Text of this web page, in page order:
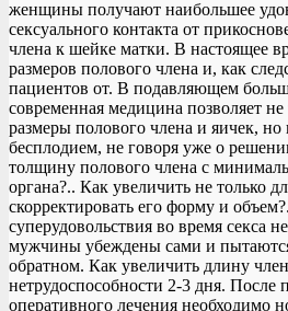
женщины получают наибольшее
сексуального контакта от
члена к шейке матки. В настоящее
размеров полового члена и, как
пациентов от. В подавляющем
современная медицина позволяет не
размеры полового члена и яичек,
бесплодием, не говоря уже о
толщину полового члена с
органа?.. Как увеличить не только
скорректировать его форму и
суперудовольствия во время секса
мужчины убеждены сами и
обратном. Как увеличить длину
нетрудоспособности 2-3 дня. После
оперативного лечения необходимо